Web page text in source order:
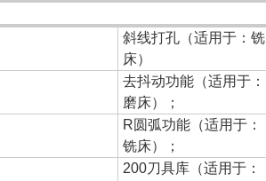
斜线打孔（适用于：铣
床）
去抖动功能（适用于：
磨床）；
R圆弧功能（适用于：
铣床）；
200刀具库（适用于：